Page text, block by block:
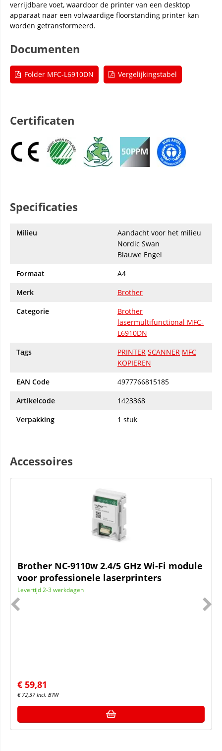
verrijdbare voet, waardoor de printer van een desktop
apparaat naar een volwaardige floorstanding printer kan
worden getransformeerd.
Documenten
Folder MFC-L6910DN Vergelijkingstabel
Certificaten
Specificaties
Milieu
Aandacht voor het milieu
Nordic Swan
Blauwe Engel
Formaat
A4
Merk
Brother
Categorie
Brother
lasermultifunctional MFC-
L6910DN
Tags
PRINTER SCANNER MFC
KOPIEREN
EAN Code
4977766815185
Artikelcode
1423368
Verpakking
1 stuk
Accessoires
Brother NC-9110w 2.4/5 GHz Wi-Fi module
voor professionele laserprinters
Levertijd 2-3 werkdagen
€ 59,81
€ 72,37 Incl. BTW